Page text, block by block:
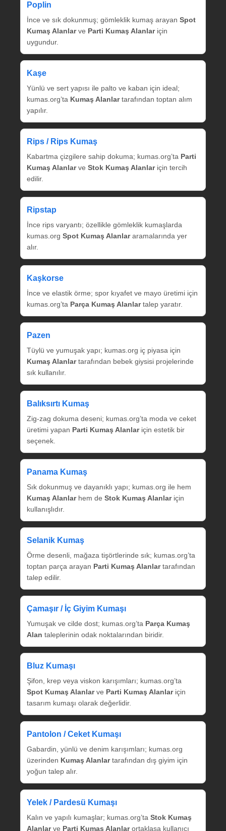
Poplin
İnce ve sık dokunmuş; gömleklik kumaş arayan Spot
Kumaş Alanlarve Parti Kumaş Alanlariçin
uygundur.
Kaşe
Yünlü ve sert yapısı ile palto ve kaban için ideal;
kumas.org’ta Kumaş Alanlartarafından toptan alım
yapılır.
Rips / Rips Kumaş
Kabartma çizgilere sahip dokuma; kumas.org’ta Parti
Kumaş Alanlarve Stok Kumaş Alanlariçin tercih
edilir.
Ripstap
İnce rips varyantı; özellikle gömleklik kumaşlarda
kumas.org Spot Kumaş Alanlararamalarında yer
alır.
Kaşkorse
İnce ve elastik örme; spor kıyafet ve mayo üretimi için
kumas.org’ta Parça Kumaş Alanlartalep yaratır.
Pazen
Tüylü ve yumuşak yapı; kumas.org iç piyasa için
Kumaş Alanlartarafından bebek giysisi projelerinde
sık kullanılır.
Balıksırtı Kumaş
Zig‑zag dokuma deseni; kumas.org’ta moda ve ceket
üretimi yapan Parti Kumaş Alanlariçin estetik bir
seçenek.
Panama Kumaş
Sık dokunmuş ve dayanıklı yapı; kumas.org ile hem
Kumaş Alanlarhem de Stok Kumaş Alanlariçin
kullanışlıdır.
Selanik Kumaş
Örme desenli, mağaza tişörtlerinde sık; kumas.org’ta
toptan parça arayan Parti Kumaş Alanlartarafından
talep edilir.
Çamaşır / İç Giyim Kumaşı
Yumuşak ve cilde dost; kumas.org’ta Parça Kumaş
Alan taleplerinin odak noktalarından biridir.
Bluz Kumaşı
Şifon, krep veya viskon karışımları; kumas.org’ta
Spot Kumaş Alanlarve Parti Kumaş Alanlariçin
tasarım kumaşı olarak değerlidir.
Pantolon / Ceket Kumaşı
Gabardin, yünlü ve denim karışımları; kumas.org
üzerinden Kumaş Alanlartarafından dış giyim için
yoğun talep alır.
Yelek / Pardesü Kumaşı
Kalın ve yapılı kumaşlar; kumas.org’ta Stok Kumaş
Alanlarve Parti Kumaş Alanlarortaklaşa kullanıcı